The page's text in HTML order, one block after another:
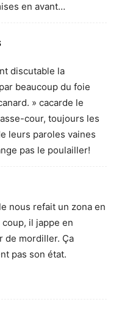
en avant…
discutable la
beaucoup du foie
» cacarde le
cour, toujours les
leurs paroles vaines
pas le poulailler!
nous refait un zona en
il jappe en
de mordiller. Ça
pas son état.